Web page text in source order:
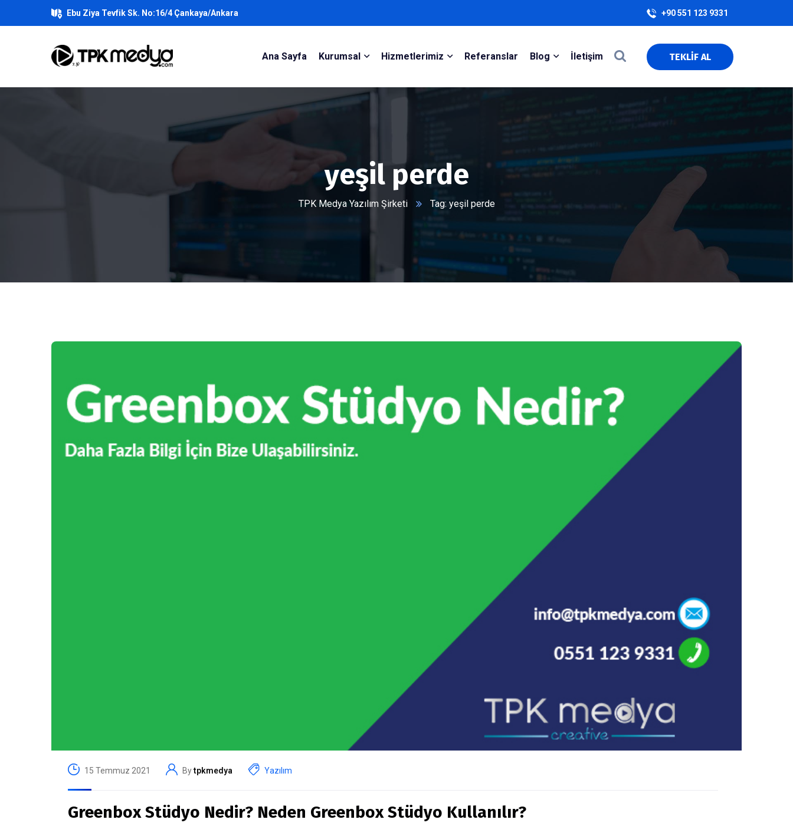
Ebu Ziya Tevfik Sk. No:16/4 Çankaya/Ankara +90 551 123 9331
Ana Sayfa Kurumsal Hizmetlerimiz Referanslar Blog İletişim TEKLİF AL
yeşil perde
TPK Medya Yazılım Şirketi Tag: yeşil perde
15 Temmuz 2021 Bytpkmedya Yazılım
Greenbox Stüdyo Nedir? Neden Greenbox Stüdyo Kullanılır?